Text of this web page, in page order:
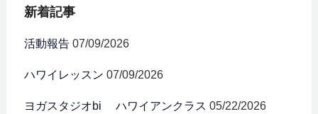
新着記事
活動報告 07/09/2026
ハワイレッスン 07/09/2026
ヨガスタジオbi ハワイアンクラス 05/22/2026